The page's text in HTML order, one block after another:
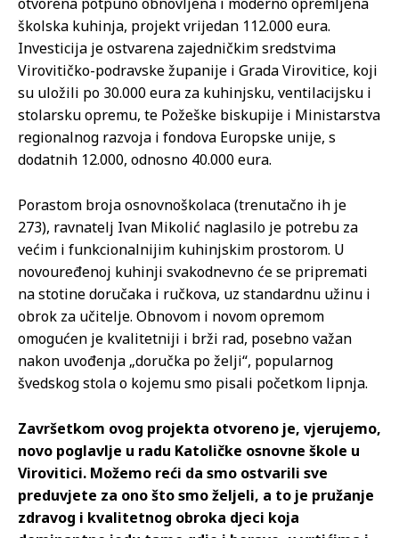
školska kuhinja, projekt vrijedan 112.000 eura.
Investicija je ostvarena zajedničkim sredstvima
Virovitičko-podravske županije i Grada Virovitice, koji
su uložili po 30.000 eura za kuhinjsku, ventilacijsku i
stolarsku opremu, te Požeške biskupije i Ministarstva
regionalnog razvoja i fondova Europske unije, s
dodatnih 12.000, odnosno 40.000 eura.
Porastom broja osnovnoškolaca (trenutačno ih je
273), ravnatelj Ivan Mikolić naglasilo je potrebu za
većim i funkcionalnijim kuhinjskim prostorom. U
novouređenoj kuhinji svakodnevno će se pripremati
na stotine doručaka i ručkova, uz standardnu užinu i
obrok za učitelje. Obnovom i novom opremom
omogućen je kvalitetniji i brži rad, posebno važan
nakon uvođenja „doručka po želji“, popularnog
švedskog stola o kojemu smo pisali početkom lipnja.
Završetkom ovog projekta otvoreno je, vjerujemo,
novo poglavlje u radu Katoličke osnovne škole u
Virovitici. Možemo reći da smo ostvarili sve
preduvjete za ono što smo željeli, a to je pružanje
zdravog i kvalitetnog obroka djeci koja